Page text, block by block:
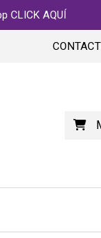
CLICK AQUÍ